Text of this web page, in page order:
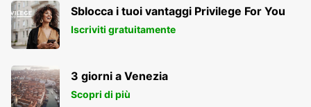
Sblocca i tuoi vantaggi Privilege For You
Iscriviti gratuitamente
3 giorni a Venezia
Scopri di più